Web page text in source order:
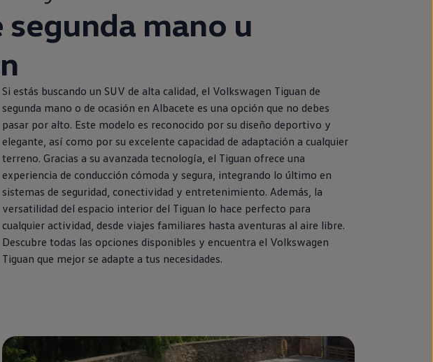
segunda mano u
Si estás buscando un SUV de alta calidad, el Volkswagen Tiguan de
segunda mano o de ocasión en Albacete es una opción que no debes
pasar por alto. Este modelo es reconocido por su diseño deportivo y
elegante, así como por su excelente capacidad de adaptación a cualquier
terreno. Gracias a su avanzada tecnología, el Tiguan ofrece una
experiencia de conducción cómoda y segura, integrando lo último en
sistemas de seguridad, conectividad y entretenimiento. Además, la
versatilidad del espacio interior del Tiguan lo hace perfecto para
cualquier actividad, desde viajes familiares hasta aventuras al aire libre.
Descubre todas las opciones disponibles y encuentra el Volkswagen
Tiguan que mejor se adapte a tus necesidades.